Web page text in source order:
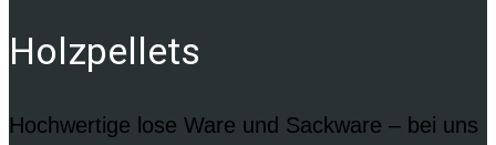
Holzpellets
Hochwertige lose Ware und Sackware – bei uns